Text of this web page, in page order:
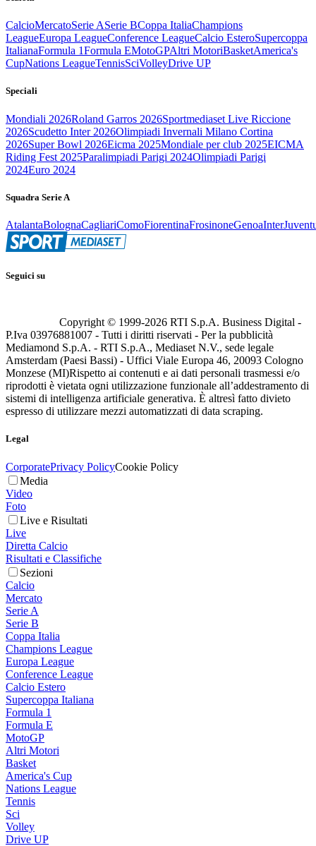
CalcioMercatoSerie ASerie BCoppa ItaliaChampions
LeagueEuropa LeagueConference LeagueCalcio EsteroSupercoppa
ItalianaFormula 1Formula EMotoGPAltri MotoriBasketAmerica's
CupNations LeagueTennisSciVolleyDrive UP
Speciali
Mondiali 2026Roland Garros 2026Sportmediaset Live Riccione
2026Scudetto Inter 2026Olimpiadi Invernali Milano Cortina
2026Super Bowl 2026Eicma 2025Mondiale per club 2025EICMA
Riding Fest 2025Paralimpiadi Parigi 2024Olimpiadi Parigi
2024Euro 2024
Squadra Serie A
AtalantaBolognaCagliariComoFiorentinaFrosinoneGenoaInter
Seguici su
Copyright © 1999-2026 RTI S.p.A. Business Digital -
P.Iva 03976881007 - Tutti i diritti riservati - Per la pubblicità
Mediamond S.p.A. - RTI S.p.A., Mediaset N.V., sede legale
Amsterdam (Paesi Bassi) - Uffici Viale Europa 46, 20093 Cologno
Monzese (MI)Rispetto ai contenuti e ai dati personali trasmessi e/o
riprodotti è vietata ogni utilizzazione funzionale all’addestramento di
sistemi di intelligenza artificiale generativa. È altresì fatto divieto
espresso di utilizzare mezzi automatizzati di data scraping.
Legal
CorporatePrivacy PolicyCookie Policy
Media
Video
Foto
Live e Risultati
Live
Diretta Calcio
Risultati e Classifiche
Sezioni
Calcio
Mercato
Serie A
Serie B
Coppa Italia
Champions League
Europa League
Conference League
Calcio Estero
Supercoppa Italiana
Formula 1
Formula E
MotoGP
Altri Motori
Basket
America's Cup
Nations League
Tennis
Sci
Volley
Drive UP